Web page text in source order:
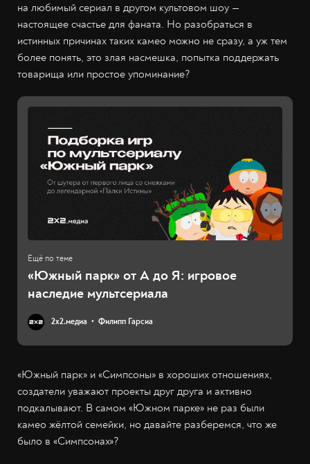
на любимый сериал в другом культовом шоу —
настоящее счастье для фаната. Но разобраться в
истинных причинах таких камео можно не сразу, а уж тем
более понять, это злая насмешка, попытка поддержать
товарища или простое упоминание?
«Южный парк» от А до Я: игровое
наследие мультсериала
2х2.медиа Филипп Гарсиа
«Южный парк» и «Симпсоны» в хороших отношениях,
создатели уважают проекты друг друга и активно
подкалывают. В самом «Южном парке» не раз были
камео жёлтой семейки, но давайте разберемся, что же
было в «Симпсонах»?